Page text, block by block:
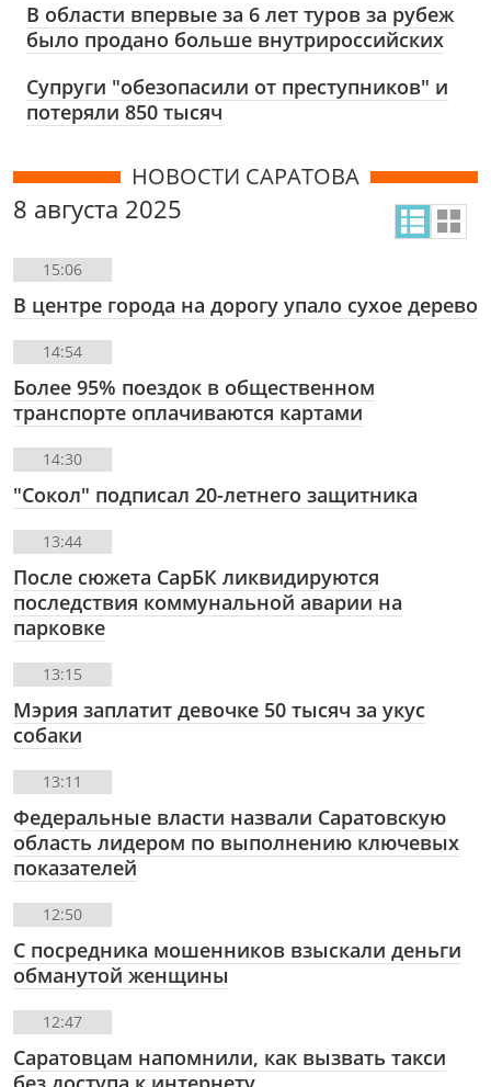
В области впервые за 6 лет туров за рубеж
было продано больше внутрироссийских
Супруги "обезопасили от преступников" и
потеряли 850 тысяч
НОВОСТИ САРАТОВА
8 августа 2025
15:06
В центре города на дорогу упало сухое дерево
14:54
Более 95% поездок в общественном
транспорте оплачиваются картами
14:30
"Сокол" подписал 20-летнего защитника
13:44
После сюжета СарБК ликвидируются
последствия коммунальной аварии на
парковке
13:15
Мэрия заплатит девочке 50 тысяч за укус
собаки
13:11
Федеральные власти назвали Саратовскую
область лидером по выполнению ключевых
показателей
12:50
С посредника мошенников взыскали деньги
обманутой женщины
12:47
Саратовцам напомнили, как вызвать такси